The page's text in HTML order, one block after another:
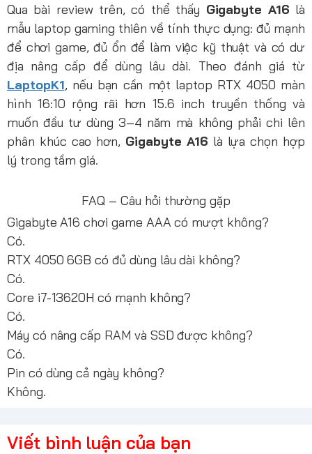
Qua bài review trên, có thể thấy Gigabyte A16 là
mẫu laptop gaming thiên về tính thực dụng: đủ mạnh
để chơi game, đủ ổn để làm việc kỹ thuật và có dư
địa nâng cấp để dùng lâu dài. Theo đánh giá từ
LaptopK1, nếu bạn cần một laptop RTX 4050 màn
hình 16:10 rộng rãi hơn 15.6 inch truyền thống và
muốn đầu tư dùng 3–4 năm mà không phải chi lên
phân khúc cao hơn, Gigabyte A16 là lựa chọn hợp
lý trong tầm giá.
FAQ – Câu hỏi thường gặp
Gigabyte A16 chơi game AAA có mượt không?
Có.
RTX 4050 6GB có đủ dùng lâu dài không?
Có.
Core i7-13620H có mạnh không?
Có.
Máy có nâng cấp RAM và SSD được không?
Có.
Pin có dùng cả ngày không?
Không.
Viết bình luận của bạn